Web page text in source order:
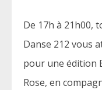
De 17h à 21h00,
Danse 212 vous
pour une édition
Rose, en